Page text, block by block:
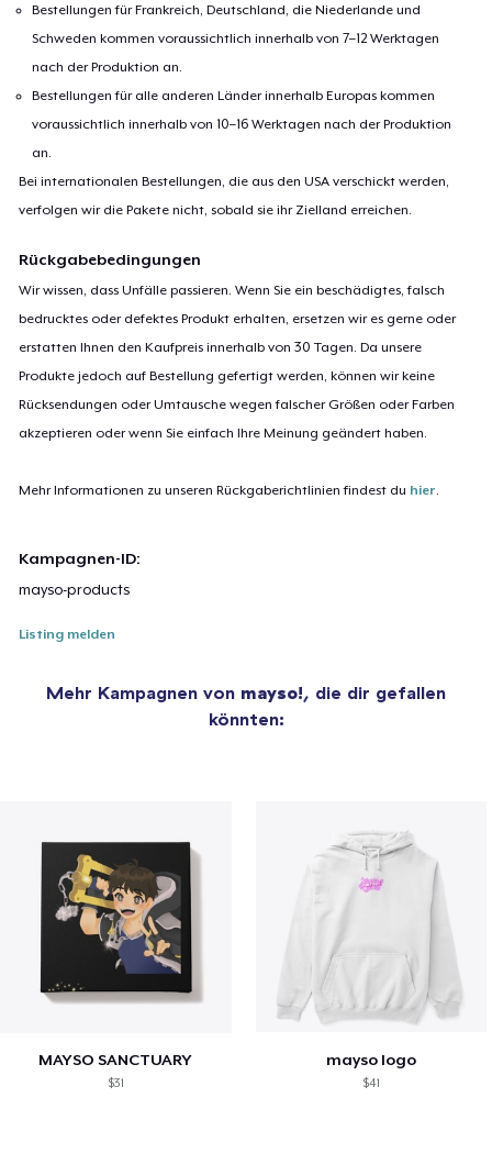
Bestellungen für Frankreich, Deutschland, die Niederlande und
Schweden kommen voraussichtlich innerhalb von 7–12 Werktagen
nach der Produktion an.
Bestellungen für alle anderen Länder innerhalb Europas kommen
voraussichtlich innerhalb von 10–16 Werktagen nach der Produktion
an.
Bei internationalen Bestellungen, die aus den USA verschickt werden,
verfolgen wir die Pakete nicht, sobald sie ihr Zielland erreichen.
Rückgabebedingungen
Wir wissen, dass Unfälle passieren. Wenn Sie ein beschädigtes, falsch
bedrucktes oder defektes Produkt erhalten, ersetzen wir es gerne oder
erstatten Ihnen den Kaufpreis innerhalb von 30 Tagen. Da unsere
Produkte jedoch auf Bestellung gefertigt werden, können wir keine
Rücksendungen oder Umtausche wegen falscher Größen oder Farben
akzeptieren oder wenn Sie einfach Ihre Meinung geändert haben.
Mehr Informationen zu unseren Rückgaberichtlinien findest du hier.
Kampagnen-ID:
mayso-products
Listing melden
Mehr Kampagnen von mayso!, die dir gefallen
könnten:
MAYSO SANCTUARY
$31
mayso logo
$41